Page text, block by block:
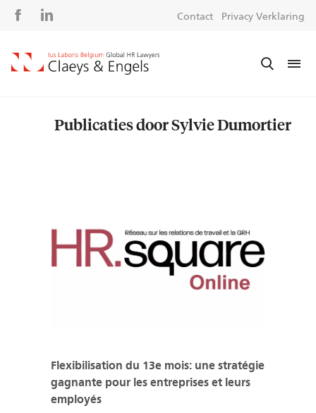
Social
Contact Privacy Verklaring
Publicaties door Sylvie Dumortier
Flexibilisation du 13e mois: une stratégie
gagnante pour les entreprises et leurs
employés